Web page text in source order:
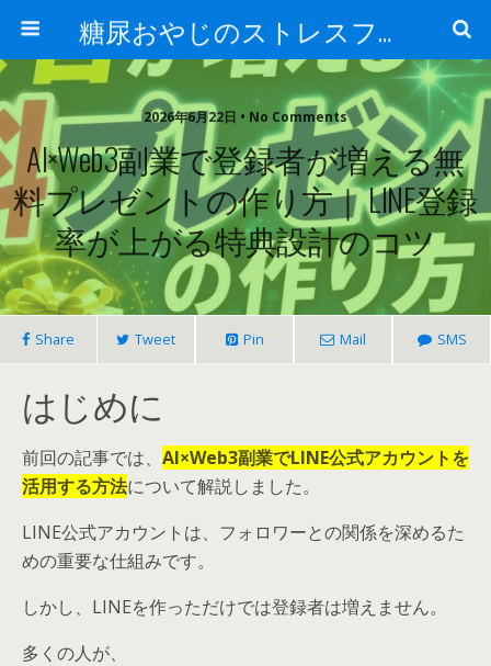
糖尿おやじのストレスフリー健康術
2026年6月22日 • No Comments
AI×Web3副業で登録者が増える無
料プレゼントの作り方｜ LINE登録
率が上がる特典設計のコツ
Share Tweet Pin Mail SMS
はじめに
前回の記事では、 AI×Web3副業でLINE公式アカウントを
活用する方法について解説しました。
LINE公式アカウントは、フォロワーとの関係を深めるた
めの重要な仕組みです。
しかし、LINEを作っただけでは登録者は増えません。
多くの人が、